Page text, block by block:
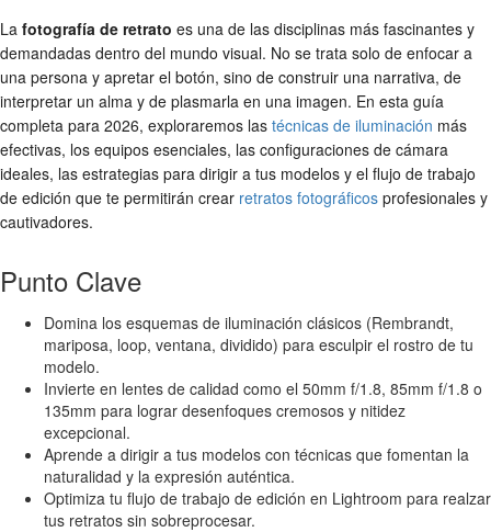
La fotografía de retrato es una de las disciplinas más fascinantes y
demandadas dentro del mundo visual. No se trata solo de enfocar a
una persona y apretar el botón, sino de construir una narrativa, de
interpretar un alma y de plasmarla en una imagen. En esta guía
completa para 2026, exploraremos las técnicas de iluminación más
efectivas, los equipos esenciales, las configuraciones de cámara
ideales, las estrategias para dirigir a tus modelos y el flujo de trabajo
de edición que te permitirán crear retratos fotográficos profesionales y
cautivadores.
Punto Clave
Domina los esquemas de iluminación clásicos (Rembrandt,
mariposa, loop, ventana, dividido) para esculpir el rostro de tu
modelo.
Invierte en lentes de calidad como el 50mm f/1.8, 85mm f/1.8 o
135mm para lograr desenfoques cremosos y nitidez
excepcional.
Aprende a dirigir a tus modelos con técnicas que fomentan la
naturalidad y la expresión auténtica.
Optimiza tu flujo de trabajo de edición en Lightroom para realzar
tus retratos sin sobreprocesar.